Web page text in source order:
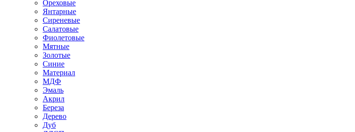
Ореховые
Янтарные
Сиреневые
Салатовые
Фиолетовые
Мятные
Золотые
Синие
Материал
МДФ
Эмаль
Акрил
Береза
Дерево
Дуб